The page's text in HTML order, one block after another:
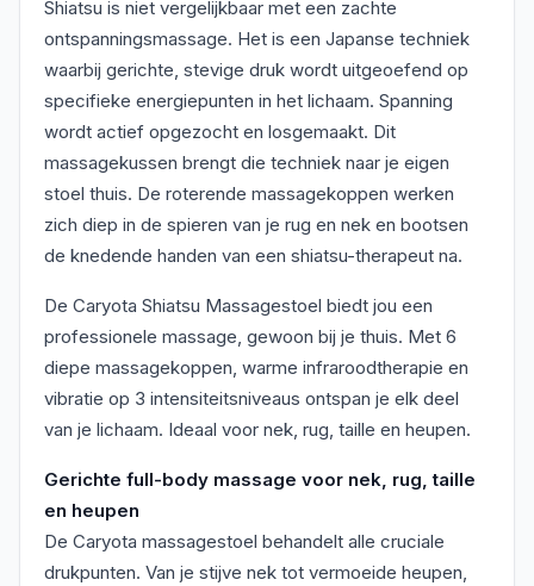
Shiatsu is niet vergelijkbaar met een zachte
ontspanningsmassage. Het is een Japanse techniek
waarbij gerichte, stevige druk wordt uitgeoefend op
specifieke energiepunten in het lichaam. Spanning
wordt actief opgezocht en losgemaakt. Dit
massagekussen brengt die techniek naar je eigen
stoel thuis. De roterende massagekoppen werken
zich diep in de spieren van je rug en nek en bootsen
de knedende handen van een shiatsu-therapeut na.
De Caryota Shiatsu Massagestoel biedt jou een
professionele massage, gewoon bij je thuis. Met 6
diepe massagekoppen, warme infraroodtherapie en
vibratie op 3 intensiteitsniveaus ontspan je elk deel
van je lichaam. Ideaal voor nek, rug, taille en heupen.
Gerichte full-body massage voor nek, rug, taille
en heupen
De Caryota massagestoel behandelt alle cruciale
drukpunten. Van je stijve nek tot vermoeide heupen,